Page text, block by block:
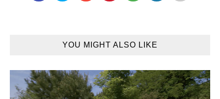
YOU MIGHT ALSO LIKE